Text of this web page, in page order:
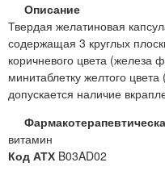
Описание
Твердая желатиновая
содержащая 3 круглых
коричневого цвета (железа
минитаблетку желтого
допускается наличие
витамин
Код АТХ B03AD02